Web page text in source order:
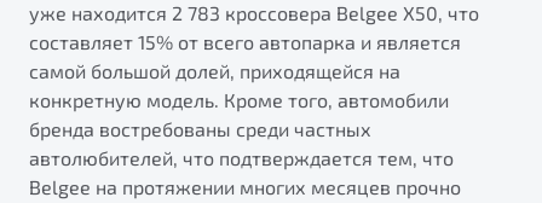
уже находится 2 783 кроссовера Belgee X50, что
составляет 15% от всего автопарка и является
самой большой долей, приходящейся на
конкретную модель. Кроме того, автомобили
бренда востребованы среди частных
автолюбителей, что подтверждается тем, что
Belgee на протяжении многих месяцев прочно